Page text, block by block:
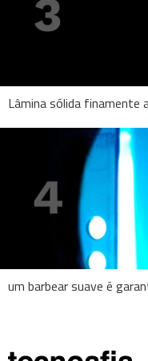
Lâmina sólida finamente
um barbear suave é